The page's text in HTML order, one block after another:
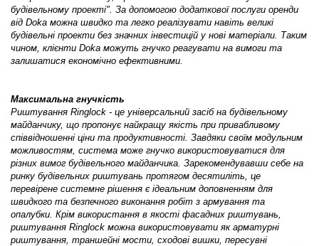
будівельному проекті". За допомогою додаткової послуги оренди
від Doka можна швидко та легко реалізувати навіть великі
будівельні проекти без значних інвестицій у нові матеріали. Таким
чином, клієнти Doka можуть гнучко реагувати на вимоги та
залишатися економічно ефективними.
Максимальна гнучкість
Риштування Ringlock - це універсальний засіб на будівельному
майданчику, що пропонує найкращу якість при привабливому
співвідношенні ціни та продуктивності. Завдяки своїм модульним
можливостям, система може гнучко використовуватися для
різних вимог будівельного майданчика. Зарекомендувавши себе на
ринку будівельних риштувань протягом десятиліть, це
перевірене системне рішення є ідеальним доповненням для
швидкого та безпечного виконання робіт з армування та
опалубки. Крім використання в якості фасадних риштувань,
риштування Ringlock можна використовувати як арматурні
риштування, траншейні мости, сходові вишки, пересувні